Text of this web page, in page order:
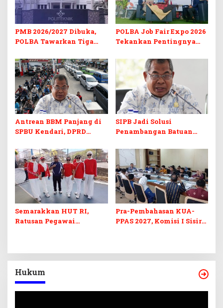
PMB 2026/2027 Dibuka,
POLBA Tawarkan Tiga
Kuliah Gratis
POLBA Job Fair Expo 2026
Tekankan Pentingnya
Digital
Antrean BBM Panjang di
SPBU Kendari, DPRD
Barcode Curang
SIPB Jadi Solusi
Penambangan Batuan
di Sultra
Semarakkan HUT RI,
Ratusan Pegawai
Pra-Pembahasan KUA-
PPAS 2027, Komisi I Sisir
Hukum